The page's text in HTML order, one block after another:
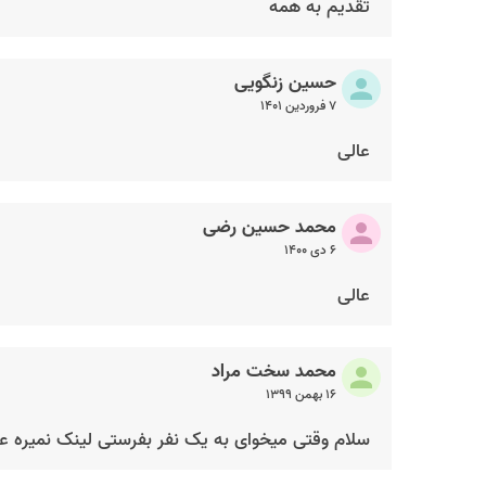
تقدیم به همه
حسین زنگویی
۷ فروردین ۱۴۰۱
عالی
محمد حسین رضی
۶ دی ۱۴۰۰
عالی
محمد سخت مراد
۱۶ بهمن ۱۳۹۹
سلام وقتی میخوای به یک نفر بفرستی لینک